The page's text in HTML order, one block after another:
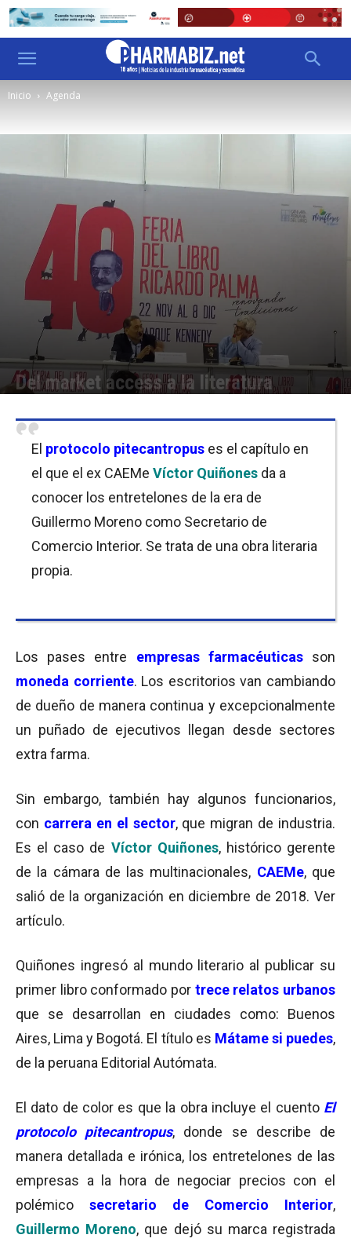
Inicio Agenda
Del market access a la literatura
El protocolo pitecantropus es el capítulo en
el que el ex CAEMe Víctor Quiñones da a
conocer los entretelones de la era de
Guillermo Moreno como Secretario de
Comercio Interior. Se trata de una obra literaria
propia.
Los pases entre empresas farmacéuticas son
moneda corriente. Los escritorios van cambiando
de dueño de manera continua y excepcionalmente
un puñado de ejecutivos llegan desde sectores
extra farma.
Sin embargo, también hay algunos funcionarios,
con carrera en el sector, que migran de industria.
Es el caso de Víctor Quiñones, histórico gerente
de la cámara de las multinacionales, CAEMe, que
salió de la organización en diciembre de 2018. Ver
artículo.
Quiñones ingresó al mundo literario al publicar su
primer libro conformado por trece relatos urbanos
que se desarrollan en ciudades como: Buenos
Aires, Lima y Bogotá. El título es Mátame si puedes,
de la peruana Editorial Autómata.
El dato de color es que la obra incluye el cuento El
protocolo pitecantropus, donde se describe de
manera detallada e irónica, los entretelones de las
empresas a la hora de negociar precios con el
polémico secretario de Comercio Interior,
Guillermo Moreno, que dejó su marca registrada